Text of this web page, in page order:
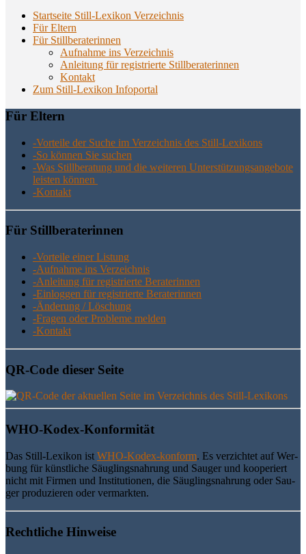
Startseite Still-Lexikon Verzeichnis
Für Eltern
Für Stillberaterinnen
Aufnahme ins Verzeichnis
Anlei­tung für regis­trier­te Stillberaterinnen
Kon­takt
Zum Still-Lexikon Infoportal
Für Eltern
-Vor­tei­le der Suche im Ver­zeich­nis des Still-Lexikons
-So kön­nen Sie suchen
-Was Still­be­ra­tung und die wei­te­ren Unter­stüt­zungs­an­ge­bo­te
leis­ten können
-Kon­takt
Für Still­be­ra­te­rin­nen
-Vor­tei­le einer Listung
-Auf­nah­me ins Verzeichnis
-Anlei­tung für regis­trier­te Beraterinnen
-Ein­log­gen für regis­trier­te Beraterinnen
-Ände­rung / Löschung
-Fra­gen oder Pro­ble­me melden
-Kon­takt
QR-Code die­ser Seite
WHO-Kodex-Kon­for­mi­tät
Das Still-Lexi­kon ist WHO-Kodex-kon­form. Es ver­zich­tet auf Wer­
bung für künst­li­che Säug­lings­nah­rung und Sau­ger und koope­riert
nicht mit Fir­men und Insti­tu­tio­nen, die Säug­lings­nah­rung oder Sau­
ger pro­du­zie­ren oder vermarkten.
Recht­li­che Hinweise